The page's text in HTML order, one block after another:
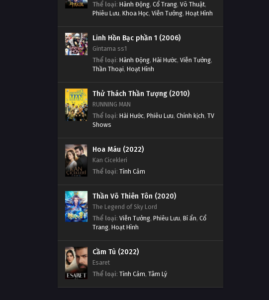
Thể loại: Hành Động, Cổ Trang, Võ Thuật,
Phiêu Lưu, Khoa Học, Viễn Tưởng, Hoạt Hình
Linh Hồn Bạc phần 1 (2006)
Gintama ss1
Thể loại: Hành Động, Hài Hước, Viễn Tưởng,
Thần Thoại, Hoạt Hình
Thử Thách Thần Tượng (2010)
RUNNING MAN
Thể loại: Hài Hước, Phiêu Lưu, Chính kịch, TV
Shows
Hoa Máu (2022)
Kan Cicekleri
Thể loại: Tình Cảm
Thần Võ Thiên Tôn (2020)
The Legend of Sky Lord
Thể loại: Viễn Tưởng, Phiêu Lưu, Bí ẩn, Cổ
Trang, Hoạt Hình
Cầm Tù (2022)
Esaret
Thể loại: Tình Cảm, Tâm Lý